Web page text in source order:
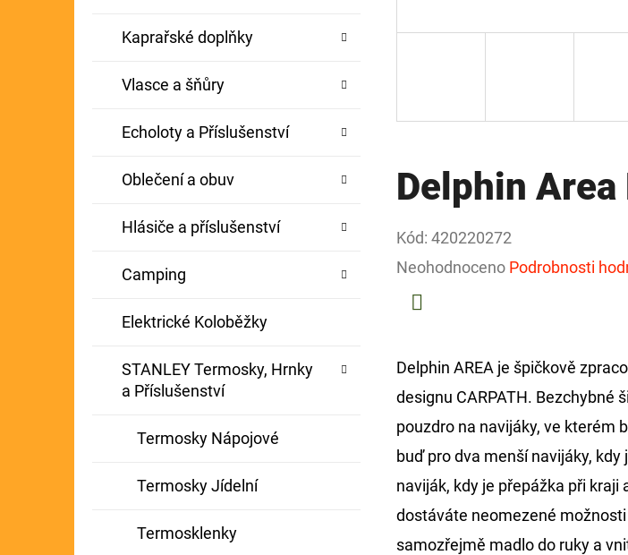
Kaprařské doplňky
Vlasce a šňůry
Echoloty a Příslušenství
Oblečení a obuv
Hlásiče a příslušenství
Camping
Elektrické Koloběžky
STANLEY Termosky, Hrnky
a Příslušenství
Termosky Nápojové
Termosky Jídelní
Termosklenky
Delphin Area
Kód: 420220272
Průměrné
hodnocení
Neohodnoceno Podrobnosti
Delphin AREA je špičkově
designu CARPATH. Bezchybné
pouzdro na navijáky, ve kterém
buď pro dva menší navijáky,
naviják, kdy je přepážka při kraji
dostáváte neomezené
samozřejmě madlo do ruky a